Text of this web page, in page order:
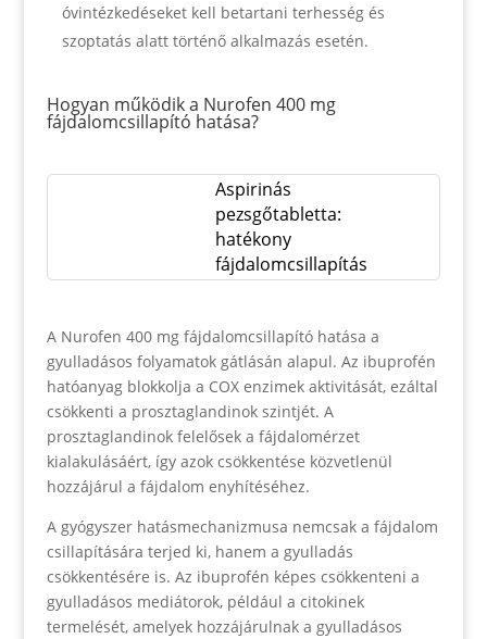
óvintézkedéseket kell betartani terhesség és
szoptatás alatt történő alkalmazás esetén.
Hogyan működik a Nurofen 400 mg
fájdalomcsillapító hatása?
Aspirinás
pezsgőtabletta:
hatékony
fájdalomcsillapítás
A Nurofen 400 mg fájdalomcsillapító hatása a
gyulladásos folyamatok gátlásán alapul. Az ibuprofén
hatóanyag blokkolja a COX enzimek aktivitását, ezáltal
csökkenti a prosztaglandinok szintjét. A
prosztaglandinok felelősek a fájdalomérzet
kialakulásáért, így azok csökkentése közvetlenül
hozzájárul a fájdalom enyhítéséhez.
A gyógyszer hatásmechanizmusa nemcsak a fájdalom
csillapítására terjed ki, hanem a gyulladás
csökkentésére is. Az ibuprofén képes csökkenteni a
gyulladásos mediátorok, például a citokinek
termelését, amelyek hozzájárulnak a gyulladásos